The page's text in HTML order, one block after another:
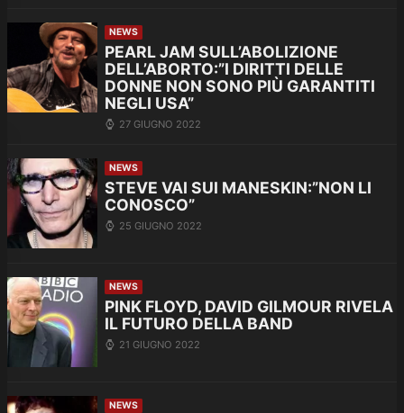
NEWS
PEARL JAM SULL’ABOLIZIONE
DELL’ABORTO:”I DIRITTI DELLE
DONNE NON SONO PIÙ GARANTITI
NEGLI USA”
27 GIUGNO 2022
NEWS
STEVE VAI SUI MANESKIN:”NON LI
CONOSCO”
25 GIUGNO 2022
NEWS
PINK FLOYD, DAVID GILMOUR RIVELA
IL FUTURO DELLA BAND
21 GIUGNO 2022
NEWS